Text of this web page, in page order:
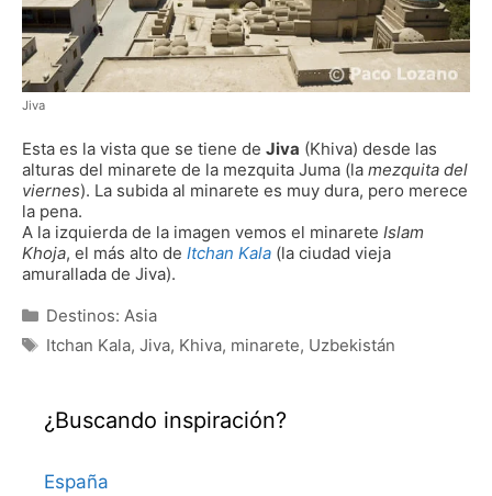
Jiva
Esta es la vista que se tiene de Jiva (Khiva) desde las
alturas del minarete de la mezquita Juma (la mezquita del
viernes). La subida al minarete es muy dura, pero merece
la pena.
A la izquierda de la imagen vemos el minarete Islam
Khoja, el más alto de Itchan Kala (la ciudad vieja
amurallada de Jiva).
Categorías
Destinos: Asia
Etiquetas
Itchan Kala, Jiva, Khiva, minarete, Uzbekistán
¿Buscando inspiración?
España